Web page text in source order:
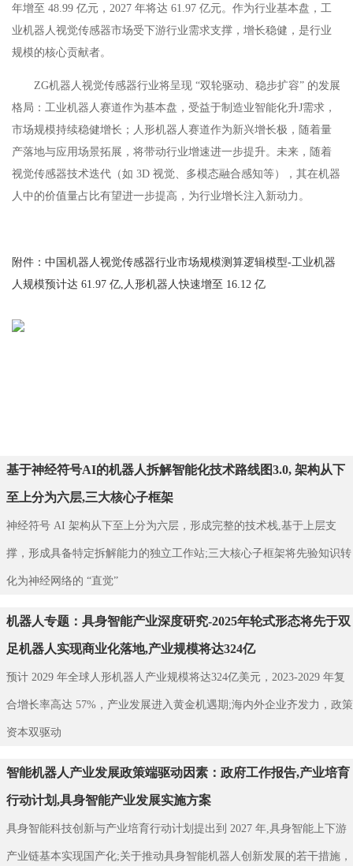
年增至 48.99 亿元，2027 年将达 61.97 亿元。作为行业基本盘，工
业机器人视觉传感器市场受下游行业需求支撑，增长稳健，是行业
规模的核心贡献者。
ZG机器人视觉传感器行业将呈现 “双轮驱动、稳步扩容” 的发展
格局：工业机器人赛道作为基本盘，受益于制造业智能化升J需求，
市场规模持续稳健增长；人形机器人赛道作为新兴增长极，随着量
产落地与应用场景拓展，将带动行业增速进一步提升。未来，随着
视觉传感器技术迭代（如 3D 视觉、多模态融合感知等），其在机器
人中的价值量占比有望进一步提高，为行业增长注入新动力。
附件：中国机器人视觉传感器行业市场规模测算逻辑模型-工业机器
人规模预计达 61.97 亿,人形机器人快速增至 16.12 亿
基于神经符号AI的机器人拆解智能化技术路线图3.0, 架构从下
至上分为六层,三大核心子框架
神经符号 AI 架构从下至上分为六层，形成完整的技术栈,基于上层支
撑，形成具备特定拆解能力的独立工作站;三大核心子框架将先验知识转
化为神经网络的 “直觉”
机器人专题：具身智能产业深度研究-2025年轮式形态将先于双
足机器人实现商业化落地,产业规模将达324亿
预计 2029 年全球人形机器人产业规模将达324亿美元，2023-2029 年复
合增长率高达 57%，产业发展进入黄金机遇期;海内外企业齐发力，政策
资本双驱动
智能机器人产业发展政策端驱动因素：政府工作报告,产业培育
行动计划,具身智能产业发展实施方案
具身智能科技创新与产业培育行动计划提出到 2027 年,具身智能上下游
产业链基本实现国产化;关于推动具身智能机器人创新发展的若干措施，